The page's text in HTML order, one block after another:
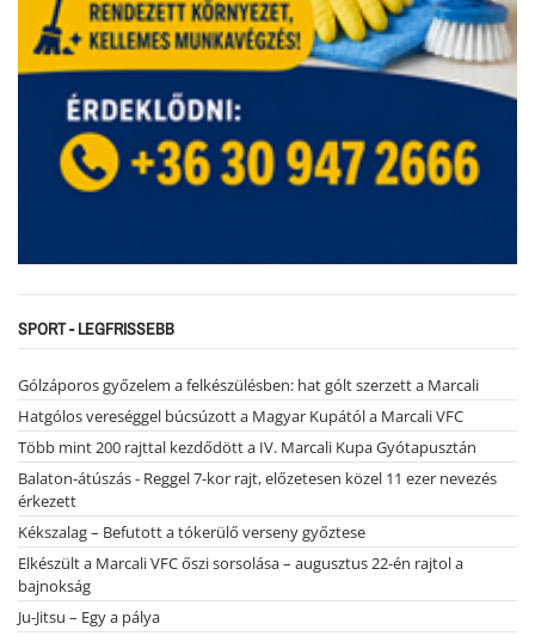
SPORT - LEGFRISSEBB
Gólzáporos győzelem a felkészülésben: hat gólt szerzett a Marcali
Hatgólos vereséggel búcsúzott a Magyar Kupától a Marcali VFC
Több mint 200 rajttal kezdődött a IV. Marcali Kupa Gyótapusztán
Balaton-átúszás - Reggel 7-kor rajt, előzetesen közel 11 ezer nevezés
érkezett
Kékszalag – Befutott a tókerülő verseny győztese
Elkészült a Marcali VFC őszi sorsolása – augusztus 22-én rajtol a
bajnokság
Ju-Jitsu – Egy a pálya